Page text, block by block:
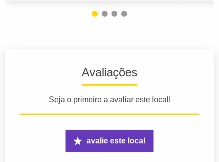
Avaliações
Seja o primeiro a avaliar este local!
avalie este local